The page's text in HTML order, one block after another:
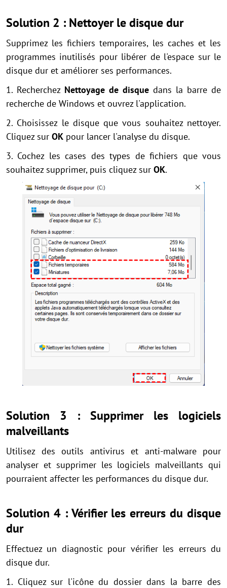
Solution 2 : Nettoyer le disque dur
Supprimez les fichiers temporaires, les caches et les
programmes inutilisés pour libérer de l'espace sur le
disque dur et améliorer ses performances.
1. Recherchez Nettoyage de disque dans la barre de
recherche de Windows et ouvrez l'application.
2. Choisissez le disque que vous souhaitez nettoyer.
Cliquez sur OK pour lancer l'analyse du disque.
3. Cochez les cases des types de fichiers que vous
souhaitez supprimer, puis cliquez sur OK.
Solution 3 : Supprimer les logiciels
malveillants
Utilisez des outils antivirus et anti-malware pour
analyser et supprimer les logiciels malveillants qui
pourraient affecter les performances du disque dur.
Solution 4 : Vérifier les erreurs du disque
dur
Effectuez un diagnostic pour vérifier les erreurs du
disque dur.
1. Cliquez sur l'icône du dossier dans la barre des